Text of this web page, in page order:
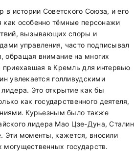
истории Советского Союза, и его
как особенно тёмные персонажи
вызывающих споры и
управления, часто подписывал
внимание на многих
в Кремль для интервью
увлекается голливудскими
Это открытие как бы
как государственного деятеля,
Курьезным было также
лидера Мао Цзе-Дуна, Сталин
Эти моменты, кажется, вносили
государств.